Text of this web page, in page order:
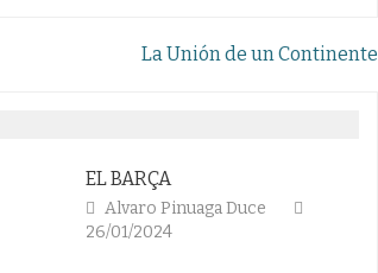
La Unión de un Continente
EL BARÇA
Alvaro Pinuaga Duce
26/01/2024